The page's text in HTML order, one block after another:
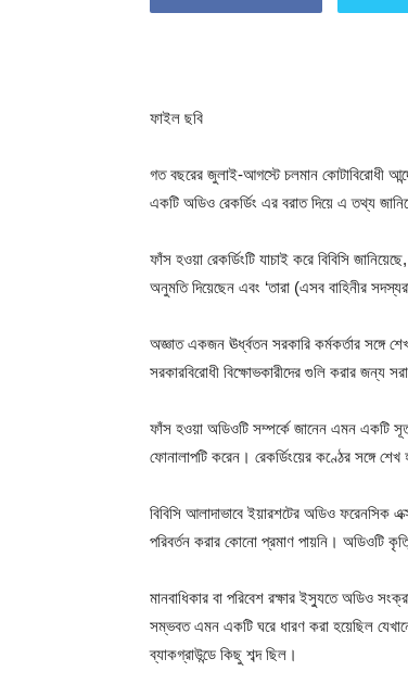
ফাইল ছবি
গত বছরের জুলাই-আগস্টে চলমান কোটাবিরোধী
একটি অডিও রেকর্ডিং এর বরাত দিয়ে এ তথ্য
ফাঁস হওয়া রেকর্ডিংটি যাচাই করে বিবিসি
অনুমতি দিয়েছেন এবং ‘তারা (এসব বাহিনীর
অজ্ঞাত একজন ঊর্ধ্বতন সরকারি কর্মকর্তার সঙ্গে
সরকারবিরোধী বিক্ষোভকারীদের গুলি করার জন্য
ফাঁস হওয়া অডিওটি সম্পর্কে জানেন এমন একটি
ফোনালাপটি করেন। রেকর্ডিংয়ের কণ্ঠের সঙ্গে
বিবিসি আলাদাভাবে ইয়ারশটের অডিও ফরেনসিক
পরিবর্তন করার কোনো প্রমাণ পায়নি। অডিওটি
মানবাধিকার বা পরিবেশ রক্ষার ইস্যুতে অডিও
সম্ভবত এমন একটি ঘরে ধারণ করা হয়েছিল
ব্যাকগ্রাউন্ডে কিছু শব্দ ছিল।